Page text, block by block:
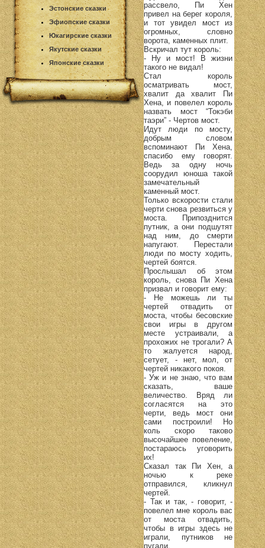
Эстонские сказки
Эфиопские сказки
Юкагирские сказки
Якутские сказки
Японские сказки
рассвело, Пи Хен
привел на берег короля,
и тот увидел мост из
огромных, словно
ворота, каменных плит.
Вскричал тут король:
- Ну и мост! В жизни
такого не видал!
Стал король
осматривать мост,
хвалит да хвалит Пи
Хена, и повелел король
назвать мост “Токэби
таэри” - Чертов мост.
Идут люди по мосту,
добрым словом
вспоминают Пи Хена,
спасибо ему говорят.
Ведь за одну ночь
соорудил юноша такой
замечательный
каменный мост.
Только вскорости стали
черти снова резвиться у
моста. Припозднится
путник, а они подшутят
над ним, до смерти
напугают. Перестали
люди по мосту ходить,
чертей боятся.
Прослышал об этом
король, снова Пи Хена
призвал и говорит ему:
- Не можешь ли ты
чертей отвадить от
моста, чтобы бесовские
свои игры в другом
месте устраивали, а
прохожих не трогали? А
то жалуется народ,
сетует, - нет, мол, от
чертей никакого покоя.
- Уж и не знаю, что вам
сказать, ваше
величество. Вряд ли
согласятся на это
черти, ведь мост они
сами построили! Но
коль скоро таково
высочайшее повеление,
постараюсь уговорить
их!
Сказал так Пи Хен, а
ночью к реке
отправился, кликнул
чертей.
- Так и так, - говорит, -
повелел мне король вас
от моста отвадить,
чтобы в игры здесь не
играли, путников не
пугали.